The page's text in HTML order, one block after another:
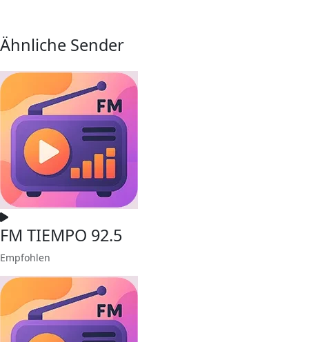
Ähnliche Sender
FM TIEMPO 92.5
Empfohlen